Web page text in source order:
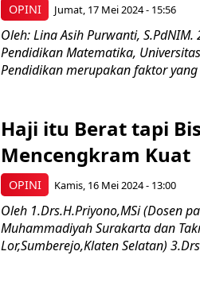
OPINI Jumat, 17 Mei 2024 - 15:56
Oleh: Lina Asih Purwanti,
Pendidikan Matematika,
Pendidikan merupakan faktor
OPINI
Haji itu Berat tapi
Mencengkram Kuat
Kamis, 16 Mei 2024 - 13:00
Oleh 1.Drs.H.Priyono,MSi (Dosen
Muhammadiyah Surakarta dan
Lor,Sumberejo,Klaten Selatan)